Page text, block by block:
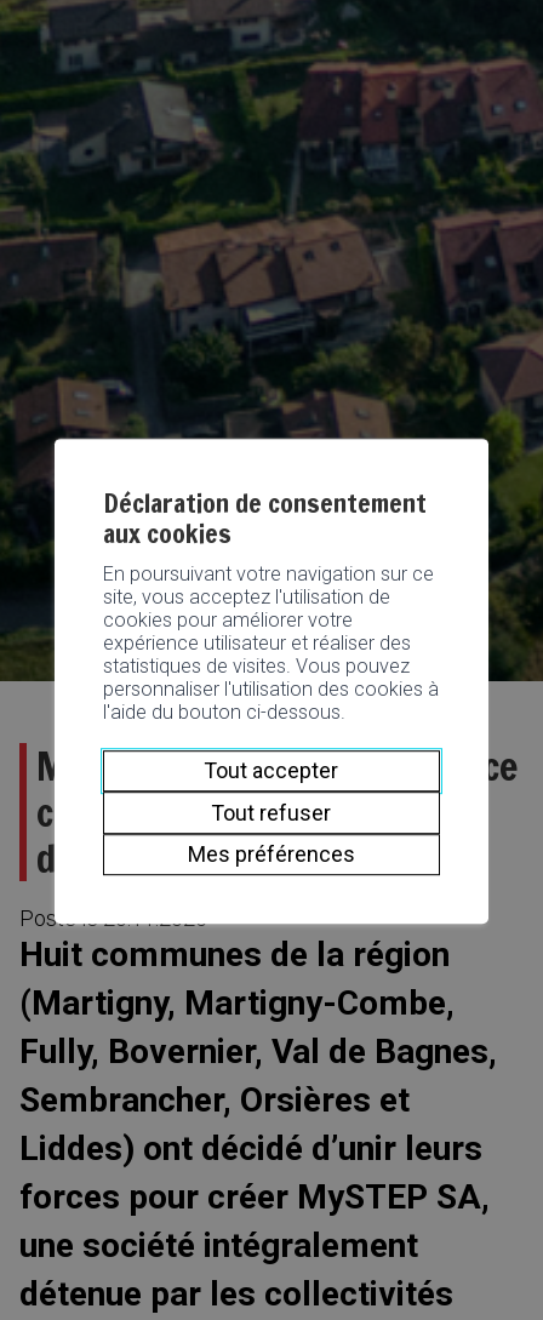
MySTEP SA : une gouvernance
commune pour une gestion
durable des eaux usées
Posté le20.11.2025
Huit communes de la région
(Martigny, Martigny-Combe,
Fully, Bovernier, Val de Bagnes,
Sembrancher, Orsières et
Liddes) ont décidé d’unir leurs
forces pour créer MySTEP SA,
une société intégralement
détenue par les collectivités
Déclaration de consentement
aux cookies
En poursuivant votre navigation sur ce
site, vous acceptez l'utilisation de
cookies pour améliorer votre
expérience utilisateur et réaliser des
statistiques de visites. Vous pouvez
personnaliser l'utilisation des cookies à
l'aide du bouton ci-dessous.
Tout accepter
Tout refuser
Mes préférences